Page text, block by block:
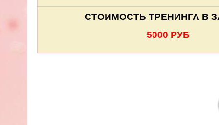
СТОИМОСТЬ ТРЕНИНГА В
5000 РУБ